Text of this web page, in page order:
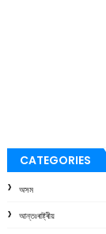
CATEGORIES
অসম
আন্তঃৰাষ্ট্ৰীয়